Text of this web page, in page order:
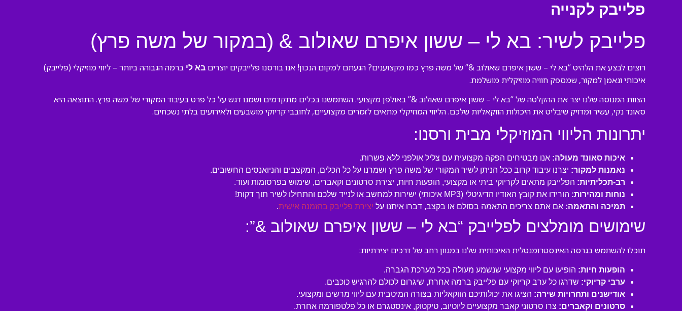
פלייבק לקנייה
פלייבק לשיר: בא לי – ששון איפרם שאולוב & (במקור של משה פרץ)
רוצים לבצע את הלהיט “בא לי – ששון איפרם שאולוב &” של משה פרץ כמו מקצוענים? הגעתם למקום הנכון! אנו בורסנו פלייבקים יוצרים בא לי ברמה הגבוהה ביותר – ליווי מוזיקלי (פלייבק)
איכותי ונאמן למקור, שמספק חוויה מוזיקלית מושלמת.
הצוות המנוסה שלנו יצר את ההקלטה של “בא לי – ששון איפרם שאולוב &” באולפן מקצועי. השתמשנו בכלים מתקדמים ושמנו דגש על כל פרט בעיבוד המקורי של משה פרץ. התוצאה היא
סאונד נקי, עשיר ומדויק שיבליט את היכולות הווקאליות שלכם. הליווי המוזיקלי מתאים לזמרים מקצועיים, לחובבי קריוקי מושבעים ולאירועים בלתי נשכחים.
יתרונות הליווי המוזיקלי מבית ורסנו:
איכות סאונד מעולה: אנו מבטיחים הפקה מקצועית עם צליל אולפני ללא פשרות.
נאמנות למקור: יצרנו עיבוד קרוב ככל הניתן לשיר המקורי של משה פרץ ושמרנו על כל הכלים, המקצבים והניואנסים החשובים.
רב-תכליתיות: הפלייבק מתאים לקריוקי ביתי או מקצועי, הופעות חיות, יצירת סרטונים וקאברים, שימוש בפרסומות ועוד.
נוחות ומהירות: הורידו את קובץ האודיו הדיגיטלי (MP3 איכותי) ישירות למחשב או לנייד שלכם והתחילו לשיר תוך דקות!
תמיכה והתאמה: אם אתם צריכים התאמה בסולם או בקצב, דברו איתנו על יצירת פלייבק בהזמנה אישית.
שימושים מומלצים לפלייבק “בא לי – ששון איפרם שאולוב &”:
תוכלו להשתמש בגרסה האינסטרומנטלית האיכותית שלנו במגוון רחב של דרכים יצירתיות:
הופעות חיות: הופיעו עם ליווי מקצועי שנשמע מעולה בכל מערכת הגברה.
ערבי קריוקי: שדרגו כל ערב קריוקי עם פלייבק ברמה אחרת, שיגרום לכולם להרגיש כוכבים.
אודישנים ותחרויות שירה: הציגו את יכולותיכם הווקאליות בצורה המיטבית עם ליווי מרשים ומקצועי.
סרטונים וקאברים: צרו סרטוני קאבר מקצועיים ליוטיוב, טיקטוק, אינסטגרם או כל פלטפורמה אחרת.